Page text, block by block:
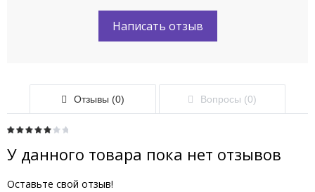
Написать отзыв
Отзывы (0) Вопросы (0)
У данного товара пока нет отзывов
Оставьте свой отзыв!